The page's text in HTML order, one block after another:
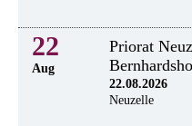
22
Aug
Priorat
22.08.2026
Neuzelle